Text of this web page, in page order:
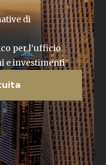
di
per l’ufficio
e investimenti